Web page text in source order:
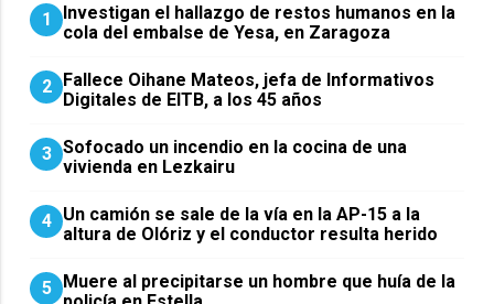
1
Investigan el hallazgo de restos humanos en la
cola del embalse de Yesa, en Zaragoza
2 Fallece Oihane Mateos, jefa de Informativos
Digitales de EITB, a los 45 años
3 Sofocado un incendio en la cocina de una
vivienda en Lezkairu
4 Un camión se sale de la vía en la AP-15 a la
altura de Olóriz y el conductor resulta herido
5 Muere al precipitarse un hombre que huía de la